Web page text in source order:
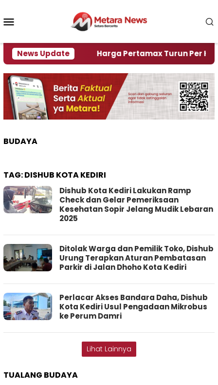
konten
News Update
Krisi Air Harga Pertamax Turun Per Hari Ini,
BUDAYA
TAG:DISHUB KOTA KEDIRI
Dishub Kota Kediri Lakukan Ramp
Check dan Gelar Pemeriksaan
Kesehatan Sopir Jelang Mudik Lebaran
2025
Ditolak Warga dan Pemilik Toko, Dishub
Urung Terapkan Aturan Pembatasan
Parkir di Jalan Dhoho Kota Kediri
Perlacar Akses Bandara Daha, Dishub
Kota Kediri Usul Pengadaan Mikrobus
ke Perum Damri
Lihat Lainnya
TUALANG BUDAYA